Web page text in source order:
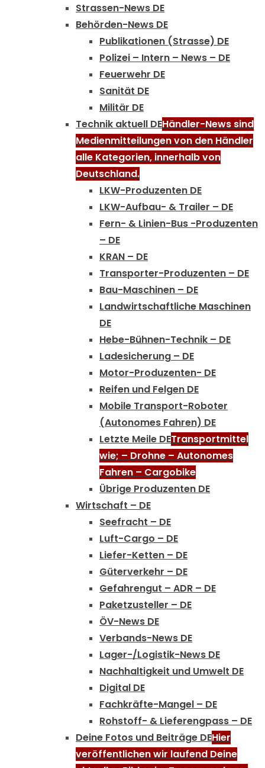
Strassen-News DE
Behörden-News DE
Publikationen (Strasse) DE
Polizei – Intern – News – DE
Feuerwehr DE
Sanität DE
Militär DE
Technik aktuell DEHändler-News sind
Medienmitteilungen von den Händler
alle Kategorien, innerhalb von
Deutschland.
LKW-Produzenten DE
LKW-Aufbau- & Trailer – DE
Fern- & Linien-Bus -Produzenten
– DE
KRAN – DE
Transporter-Produzenten – DE
Bau-Maschinen – DE
Landwirtschaftliche Maschinen
DE
Hebe-Bühnen-Technik – DE
Ladesicherung – DE
Motor-Produzenten- DE
Reifen und Felgen DE
Mobile Transport-Roboter
(Autonomes Fahren) DE
Letzte Meile DETransportmittel
wie; – Drohne – Autonomes
Fahren – Cargobike
Übrige Produzenten DE
Wirtschaft – DE
Seefracht – DE
Luft-Cargo – DE
Liefer-Ketten – DE
Güterverkehr – DE
Gefahrengut – ADR – DE
Paketzusteller – DE
ÖV-News DE
Verbands-News DE
Lager-/Logistik-News DE
Nachhaltigkeit und Umwelt DE
Digital DE
Fachkräfte-Mangel – DE
Rohstoff- & Lieferengpass – DE
Deine Fotos und Beiträge DEHier
veröffentlichen wir laufend Deine